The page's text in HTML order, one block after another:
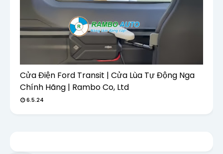
Cửa Điện Ford Transit | Cửa Lùa Tự Động Nga
Chính Hãng | Rambo Co, Ltd
6.5.24